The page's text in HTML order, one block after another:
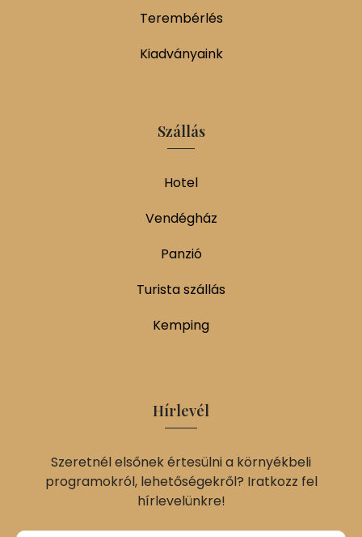
Terembérlés
Kiadványaink
Szállás
Hotel
Vendégház
Panzió
Turista szállás
Kemping
Hírlevél
Szeretnél elsőnek értesülni a környékbeli
programokról, lehetőségekről? Iratkozz fel
hírlevelünkre!